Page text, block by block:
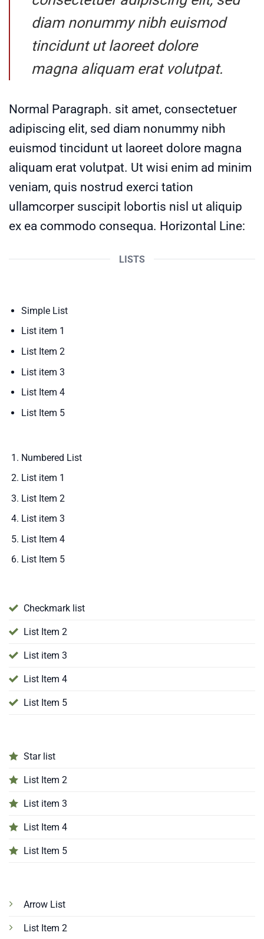
diam nonummy nibh euismod
tincidunt ut laoreet dolore
magna aliquam erat volutpat.
Normal Paragraph. sit amet, consectetuer
adipiscing elit, sed diam nonummy nibh
euismod tincidunt ut laoreet dolore magna
aliquam erat volutpat. Ut wisi enim ad minim
veniam, quis nostrud exerci tation
ullamcorper suscipit lobortis nisl ut aliquip
ex ea commodo consequa. Horizontal Line:
LISTS
Simple List
List item 1
List Item 2
List item 3
List Item 4
List Item 5
Numbered List
List item 1
List Item 2
List item 3
List Item 4
List Item 5
Checkmark list
List Item 2
List item 3
List Item 4
List Item 5
Star list
List Item 2
List item 3
List Item 4
List Item 5
Arrow List
List Item 2